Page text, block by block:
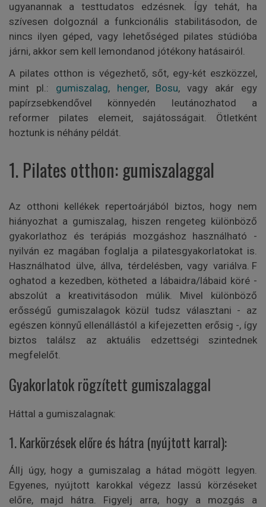
ugyanannak a testtudatos edzésnek. Így tehát, ha
szívesen dolgoznál a funkcionális stabilitásodon, de
nincs ilyen géped, vagy lehetőséged pilates stúdióba
járni, akkor sem kell lemondanod jótékony hatásairól.
A pilates otthon is végezhető, sőt, egy-két eszközzel,
mint pl.: gumiszalag, henger, Bosu, vagy akár egy
papírzsebkendővel könnyedén leutánozhatod a
reformer pilates elemeit, sajátosságait. Ötletként
hoztunk is néhány példát.
1. Pilates otthon: gumiszalaggal
Az otthoni kellékek repertoárjából biztos, hogy nem
hiányozhat a gumiszalag, hiszen rengeteg különböző
gyakorlathoz és terápiás mozgáshoz használható -
nyilván ez magában foglalja a pilatesgyakorlatokat is.
Használhatod ülve, állva, térdelésben, vagy variálva. F
oghatod a kezedben, kötheted a lábaidra/lábaid köré -
abszolút a kreativitásodon múlik. Mivel különböző
erősségű gumiszalagok közül tudsz választani - az
egészen könnyű ellenállástól a kifejezetten erősig -, így
biztos találsz az aktuális edzettségi szintednek
megfelelőt.
Gyakorlatok rögzített gumiszalaggal
Háttal a gumiszalagnak:
1. Karkörzések előre és hátra (nyújtott karral):
Állj úgy, hogy a gumiszalag a hátad mögött legyen.
Egyenes, nyújtott karokkal végezz lassú körzéseket
előre, majd hátra. Figyelj arra, hogy a mozgás a